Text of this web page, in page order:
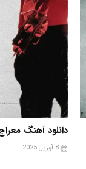
دانلود آهنگ
8 آوریل 2025